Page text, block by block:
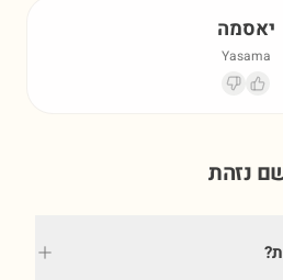
יאסמה
Yasama
נזהת